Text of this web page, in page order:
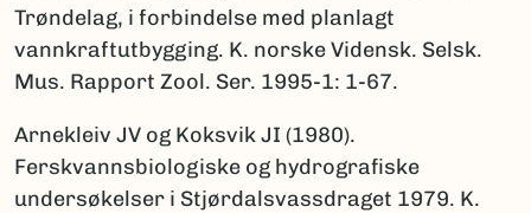
Trøndelag, i forbindelse med planlagt
vannkraftutbygging. K. norske Vidensk. Selsk.
Mus. Rapport Zool. Ser. 1995-1: 1-67.
Arnekleiv JV og Koksvik JI (1980).
Ferskvannsbiologiske og hydrografiske
undersøkelser i Stjørdalsvassdraget 1979. K.